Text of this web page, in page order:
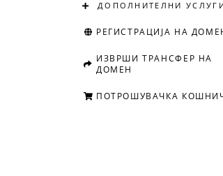
ДОПОЛНИТЕЛНИ
РЕГИСТРАЦИЈА НА
ИЗВРШИ ТРАНСФЕР НА
ДОМЕН
ПОТРОШУВАЧКА